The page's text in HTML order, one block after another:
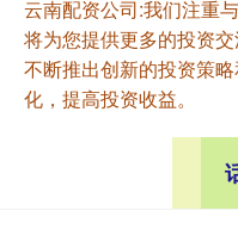
云南配资公司:我们注重
将为您提供更多的投资
不断推出创新的投资策
化，提高投资收益。